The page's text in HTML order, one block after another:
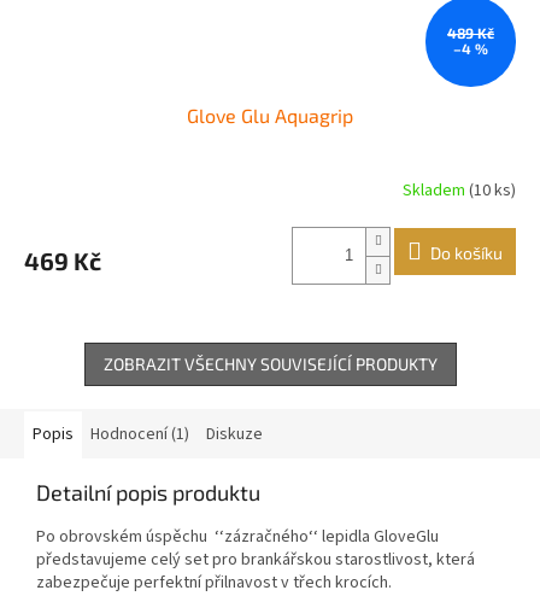
489 Kč
–4 %
Glove Glu Aquagrip
Skladem (10 ks)
469 Kč Do košíku
ZOBRAZIT VŠECHNY SOUVISEJÍCÍ PRODUKTY
Popis Hodnocení (1) Diskuze
Detailní popis produktu
Po obrovském úspěchu ‘‘zázračného‘‘ lepidla GloveGlu
představujeme celý set pro brankářskou starostlivost, která
zabezpečuje perfektní přilnavost v třech krocích.